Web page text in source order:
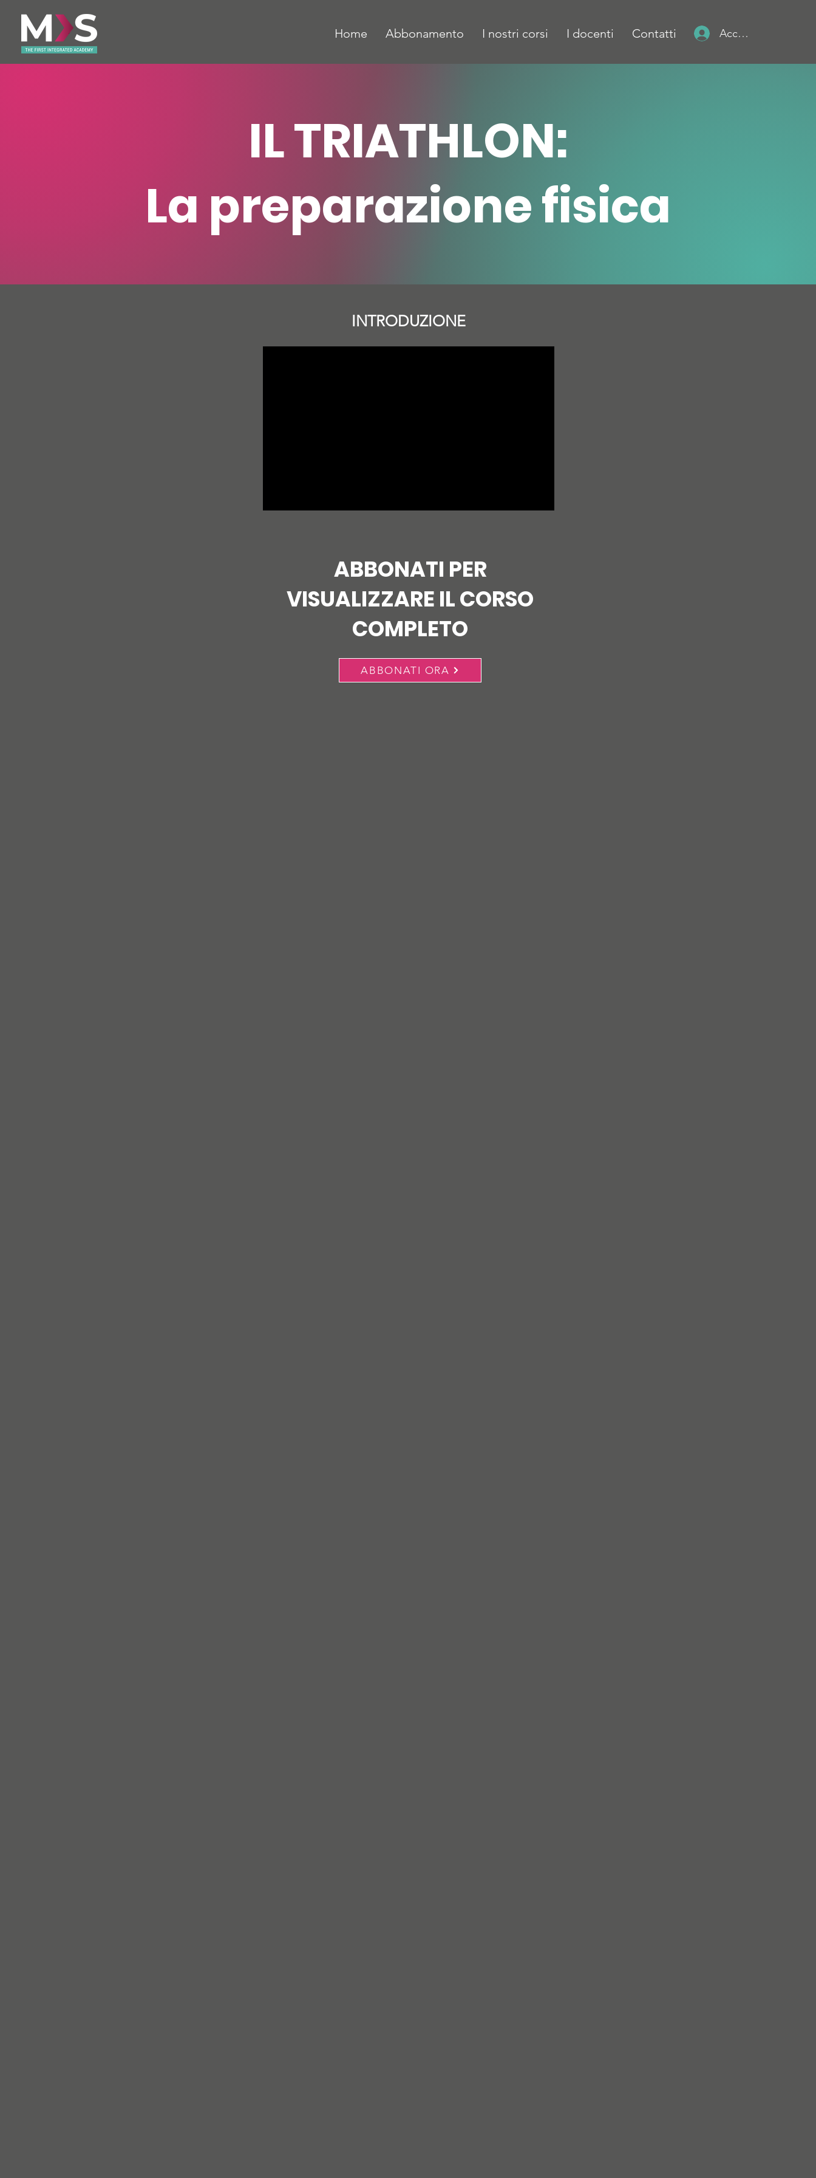
Home Abbonamento I nostri corsi I docenti Contatti Accedi
IL TRIATHLON:
La preparazione fisica
INTRODUZIONE
ABBONATI PER
VISUALIZZARE IL CORSO
COMPLETO
ABBONATI ORA